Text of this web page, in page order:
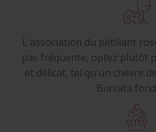
L'association du pétillant
pas fréquente, optez plutôt
et délicat, tel qu'un chèvre
Burrata